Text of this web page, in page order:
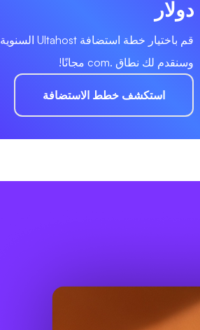
دولار
قم باختيار خطة استضافة Ultahost السنوية
وسنقدم لك نطاق .com مجانًا!
استكشف خطط الاستضافة